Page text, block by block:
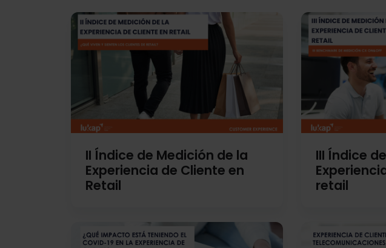
II Índice de Medición de la
Experiencia de Cliente en
Retail
III Índice
retail